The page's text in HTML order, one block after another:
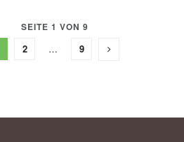
SEITE 1 VON 9
2 … 9